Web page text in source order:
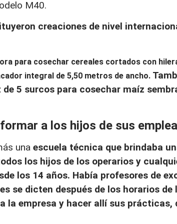
M40.
creaciones de nivel
para cosechar cereales cortados con
integral de 5,50 metros de ancho.
5 surcos para cosechar maíz
a los hijos de sus
una escuela técnica que brindaba
los hijos de los operarios y
los 14 años. Había profesores de
se dicten después de los horarios de
la empresa y hacer allí sus prácticas,